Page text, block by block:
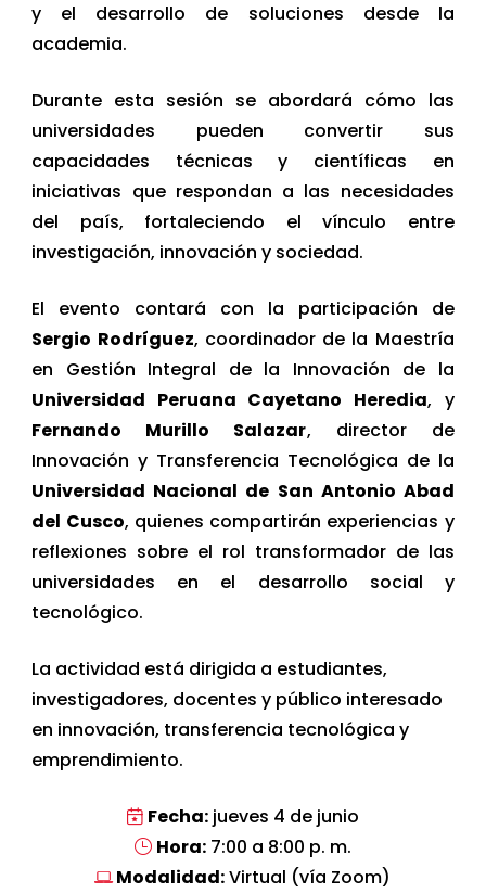
y el desarrollo de soluciones desde la
academia.
Durante esta sesión se abordará cómo las
universidades pueden convertir sus
capacidades técnicas y científicas en
iniciativas que respondan a las necesidades
del país, fortaleciendo el vínculo entre
investigación, innovación y sociedad.
El evento contará con la participación de
Sergio Rodríguez, coordinador de la Maestría
en Gestión Integral de la Innovación de la
Universidad Peruana Cayetano Heredia, y
Fernando Murillo Salazar, director de
Innovación y Transferencia Tecnológica de la
Universidad Nacional de San Antonio Abad
del Cusco, quienes compartirán experiencias y
reflexiones sobre el rol transformador de las
universidades en el desarrollo social y
tecnológico.
La actividad está dirigida a estudiantes,
investigadores, docentes y público interesado
en innovación, transferencia tecnológica y
emprendimiento.
Fecha: jueves 4 de junio
Hora:7:00 a 8:00 p. m.
Modalidad:Virtual (vía Zoom)